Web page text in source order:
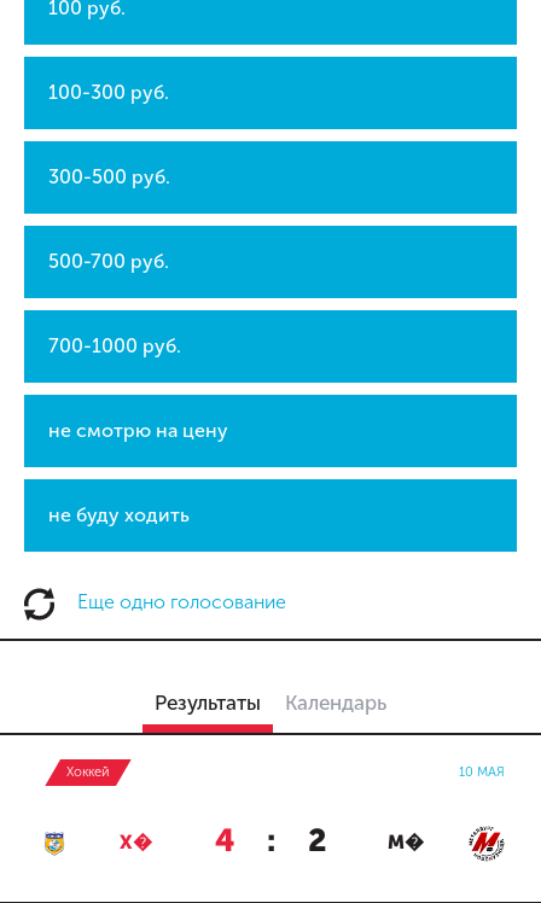
100 руб.
100-300 руб.
300-500 руб.
500-700 руб.
700-1000 руб.
не смотрю на цену
не буду ходить
Еще одно голосование
Результаты Календарь
Хоккей 10 МАЯ
Х� 4 : 2 М�